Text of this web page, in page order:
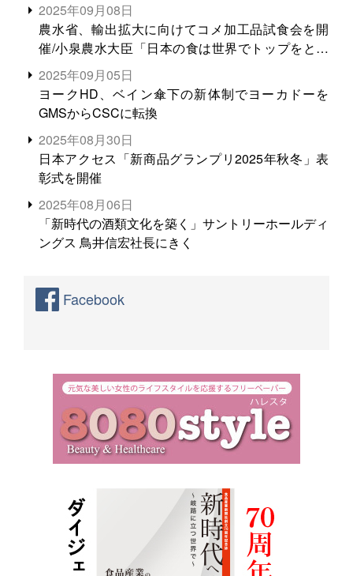
2025年09月08日
農水省、輸出拡大に向けてコメ加工品試食会を開
催/小泉農水大臣「日本の食は世界でトップをとれ
る。米増産に向けて、米輸出需要の拡大を」
2025年09月05日
ヨークHD、ベイン傘下の新体制でヨーカドーを
GMSからCSCに転換
2025年08月30日
日本アクセス「新商品グランプリ2025年秋冬」表
彰式を開催
2025年08月06日
「新時代の酒類文化を築く」サントリーホールディ
ングス 鳥井信宏社長にきく
Facebook